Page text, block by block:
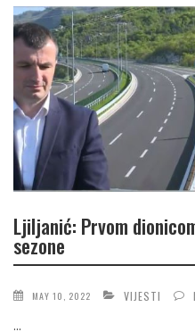
Ljiljanić: Prvom
sezone
MAY 10, 2022 VIJESTI
...